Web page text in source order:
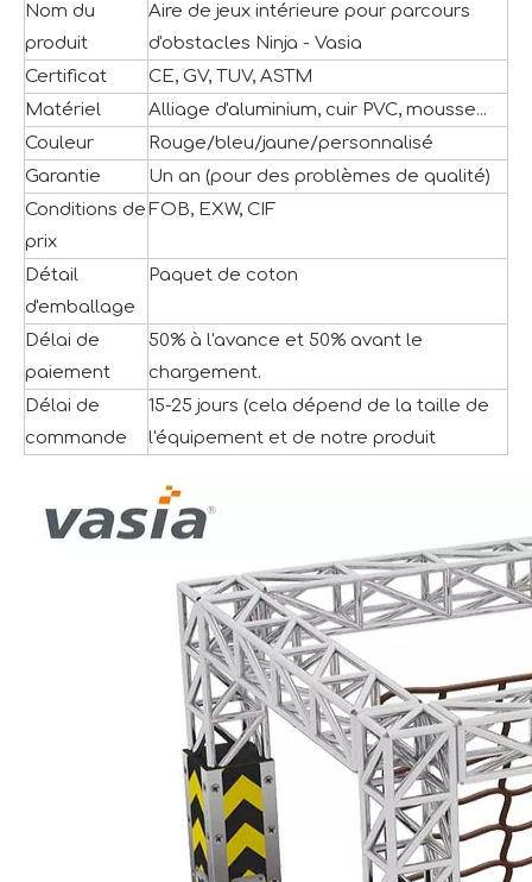
Nom du
produit
Aire de jeux intérieure pour parcours
d'obstacles Ninja - Vasia
Certificat
CE, GV, TUV, ASTM
Matériel
Alliage d'aluminium, cuir PVC, mousse...
Couleur
Rouge/bleu/jaune/personnalisé
Garantie
Un an (pour des problèmes de qualité)
Conditions de
prix
FOB, EXW, CIF
Détail
d'emballage
Paquet de coton
Délai de
paiement
50% à l'avance et 50% avant le
chargement.
Délai de
commande
15-25 jours (cela dépend de la taille de
l'équipement et de notre produit